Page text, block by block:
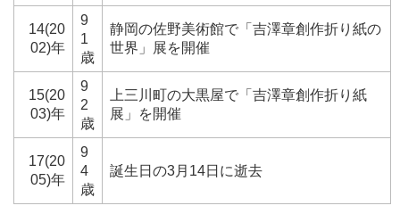
14(20
02)年
9
1
歳
静岡の佐野美術館で「吉澤章創作折り紙の
世界」展を開催
15(20
03)年
9
2
歳
上三川町の大黒屋で「吉澤章創作折り紙
展」を開催
17(20
05)年
9
4
歳
誕生日の3月14日に逝去